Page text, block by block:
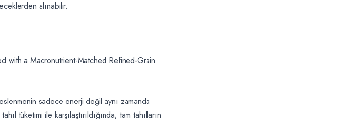
alınabilir.
with a Macronutrient-Matched Refined-Grain
sadece enerji değil aynı zamanda
tüketimi ile karşılaştırıldığında; tam tahılların